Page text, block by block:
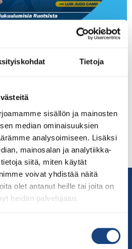
Tietoja
sisällön ja mainosten
median ominaisuuksien
analysoimiseen. Lisäksi
mainosalan ja analytiikka-
siitä, miten käytät
voivat yhdistää näitä
olet antanut heille tai joita on
heidän palvelujaan.
perinteinen Budo Nord
niin Pohjoismaista kuin
ja 13 maasta. Tuliaisina
tapahtumaan
organisoima matka ei
suomalaisseuraa nappasi
Judoliitto